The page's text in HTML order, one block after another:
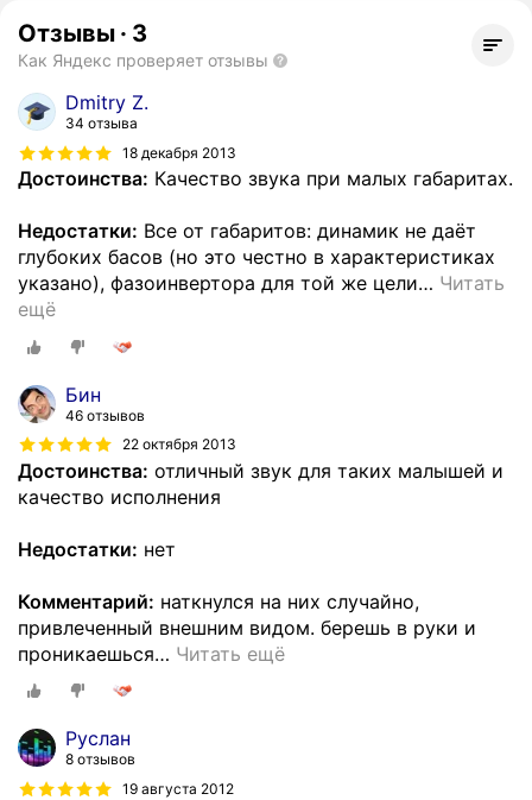
Отзывы · 3
Как Яндекс проверяет отзывы
Dmitry Z.
34 отзыва
18 декабря 2013
Достоинства: Качество звука при малых габаритах.
Недостатки: Все от габаритов: динамик не даёт
глубоких басов (но это честно в характеристиках
указано), фазоинвертора для той же цели… Читать
ещё
Бин
46 отзывов
22 октября 2013
Достоинства: отличный звук для таких малышей и
качество исполнения
Недостатки: нет
Комментарий: наткнулся на них случайно,
привлеченный внешним видом. берешь в руки и
проникаешься… Читать ещё
Руслан
8 отзывов
19 августа 2012